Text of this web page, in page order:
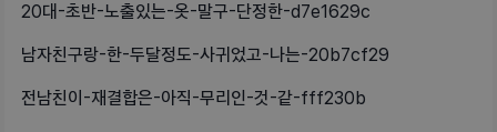
20대-초반-노출있는-옷-말구-단정한-d7e1629c
남자친구랑-한-두달정도-사귀었고-나는-20b7cf29
전남친이-재결합은-아직-무리인-것-같-fff230b